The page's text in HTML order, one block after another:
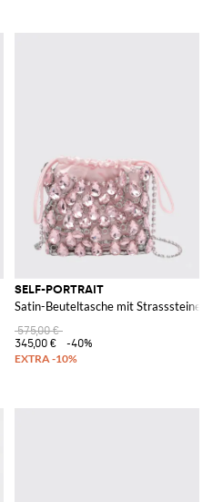
SELF-PORTRAIT
Satin-Beuteltasche mit Strasssteinen
575,00 €
345,00 €
-40%